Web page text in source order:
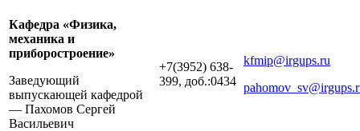
Кафедра «Физика,
механика и
приборостроение»
Заведующий
выпускающей кафедрой
— Пахомов Сергей
Васильевич
+7(3952) 638-
399, доб.:0434
kfmip@irgups.ru